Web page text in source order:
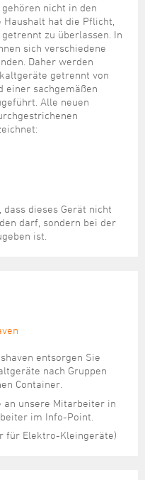
nicht in den
hat die Pflicht,
zu überlassen. In
sich verschiedene
Daher werden
getrennt von
einer sachgemäßen
Alle neuen
dieses Gerät nicht
darf, sondern bei der
ist.
entsorgen Sie
nach Gruppen
Container.
an unsere Mitarbeiter in
im Info-Point.
für Elektro-Kleingeräte)